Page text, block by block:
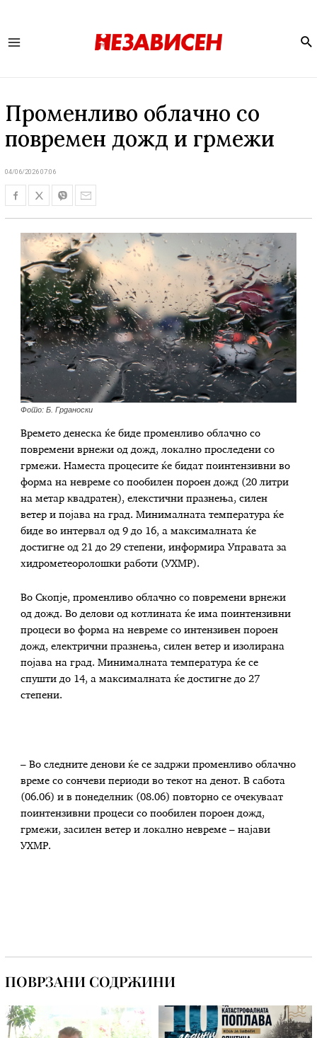
Променливо облачно со
повремен дожд и грмежи
04/06/2026 07:06
Фото: Б. Грданоски
Времето денеска ќе биде променливо облачно со
повремени врнежи од дожд, локално проследени со
грмежи. Наместа процесите ќе бидат поинтензивни во
форма на невреме со пообилен пороен дожд (20 литри
на метар квадратен), елекстични празнења, силен
ветер и појава на град. Минималната температура ќе
биде во интервал од 9 до 16, а максималната ќе
достигне од 21 до 29 степени, информира Управата за
хидрометеоролошки работи (УХМР).
Во Скопје, променливо облачно со повремени врнежи
од дожд. Во делови од котлината ќе има поинтензивни
процеси во форма на невреме со интензивен пороен
дожд, електрични празнења, силен ветер и изолирана
појава на град. Минималната температура ќе се
спушти до 14, а максималната ќе достигне до 27
степени.
– Во следните денови ќе се задржи променливо облачно
време со сончеви периоди во текот на денот. В сабота
(06.06) и в понеделник (08.06) повторно се очекуваат
поинтензивни процеси со пообилен пороен дожд,
грмежи, засилен ветер и локално невреме – најави
УХМР.
ПОВРЗАНИ СОДРЖИНИ